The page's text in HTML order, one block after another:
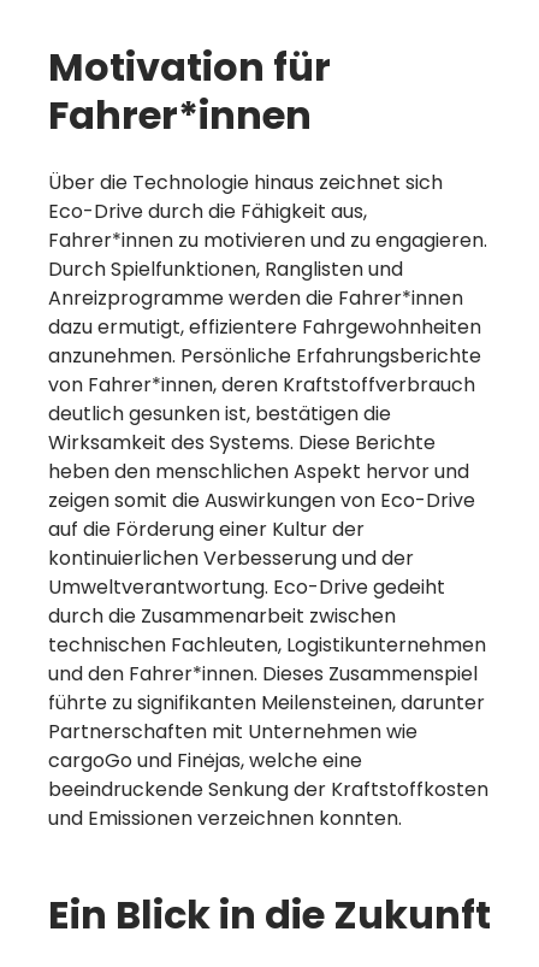
Motivation für
Fahrer*innen
Über die Technologie hinaus zeichnet sich
Eco-Drive durch die Fähigkeit aus,
Fahrer*innen zu motivieren und zu engagieren.
Durch Spielfunktionen, Ranglisten und
Anreizprogramme werden die Fahrer*innen
dazu ermutigt, effizientere Fahrgewohnheiten
anzunehmen. Persönliche Erfahrungsberichte
von Fahrer*innen, deren Kraftstoffverbrauch
deutlich gesunken ist, bestätigen die
Wirksamkeit des Systems. Diese Berichte
heben den menschlichen Aspekt hervor und
zeigen somit die Auswirkungen von Eco-Drive
auf die Förderung einer Kultur der
kontinuierlichen Verbesserung und der
Umweltverantwortung. Eco-Drive gedeiht
durch die Zusammenarbeit zwischen
technischen Fachleuten, Logistikunternehmen
und den Fahrer*innen. Dieses Zusammenspiel
führte zu signifikanten Meilensteinen, darunter
Partnerschaften mit Unternehmen wie
cargoGo und Finėjas, welche eine
beeindruckende Senkung der Kraftstoffkosten
und Emissionen verzeichnen konnten.
Ein Blick in die Zukunft